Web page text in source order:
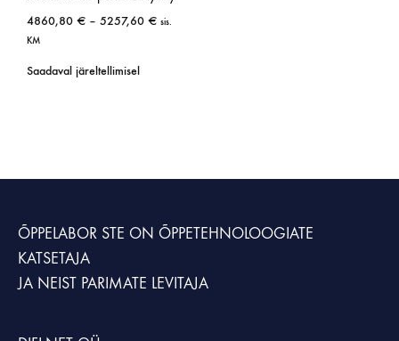
4860,80 € – 5257,60 € sis.
KM
Saadaval järeltellimisel
ÕPPELABOR STE ON ÕPPETEHNOLOOGIATE
KATSETAJA
JA NEIST PARIMATE LEVITAJA